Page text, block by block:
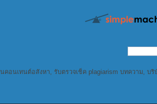
คอนเทนต์อสังหา, รับตรวจเช็ค plagiarism บทความ, บ